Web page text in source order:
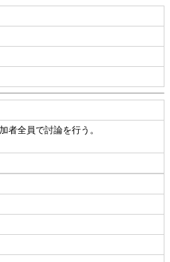
者全員で討論を行う。